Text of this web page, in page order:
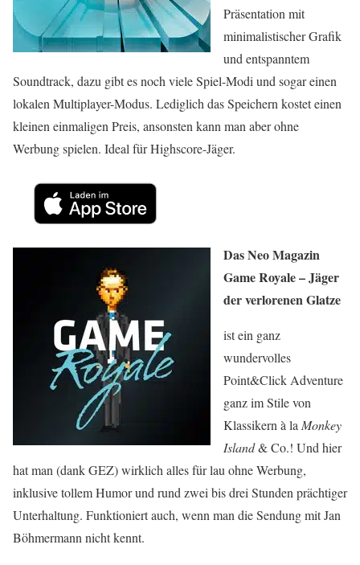
Präsentation mit
minimalistischer Grafik
und entspanntem
Soundtrack, dazu gibt es noch viele Spiel-Modi und sogar einen
lokalen Multiplayer-Modus. Lediglich das Speichern kostet einen
kleinen einmaligen Preis, ansonsten kann man aber ohne
Werbung spielen. Ideal für Highscore-Jäger.
Das Neo Magazin
Game Royale – Jäger
der verlorenen Glatze
ist ein ganz
wundervolles
Point&Click Adventure
ganz im Stile von
Klassikern à la Monkey
Island& Co.! Und hier
hat man (dank GEZ) wirklich alles für lau ohne Werbung,
inklusive tollem Humor und rund zwei bis drei Stunden prächtiger
Unterhaltung. Funktioniert auch, wenn man die Sendung mit Jan
Böhmermann nicht kennt.